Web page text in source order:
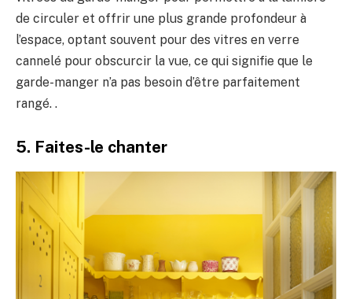
de circuler et offrir une plus grande profondeur à
l’espace, optant souvent pour des vitres en verre
cannelé pour obscurcir la vue, ce qui signifie que le
garde-manger n’a pas besoin d’être parfaitement
rangé. .
5. Faites-le chanter